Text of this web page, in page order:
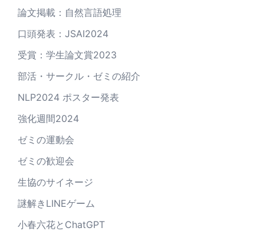
論文掲載：自然言語処理
口頭発表：JSAI2024
受賞：学生論文賞2023
部活・サークル・ゼミの紹介
NLP2024 ポスター発表
強化週間2024
ゼミの運動会
ゼミの歓迎会
生協のサイネージ
謎解きLINEゲーム
小春六花とChatGPT